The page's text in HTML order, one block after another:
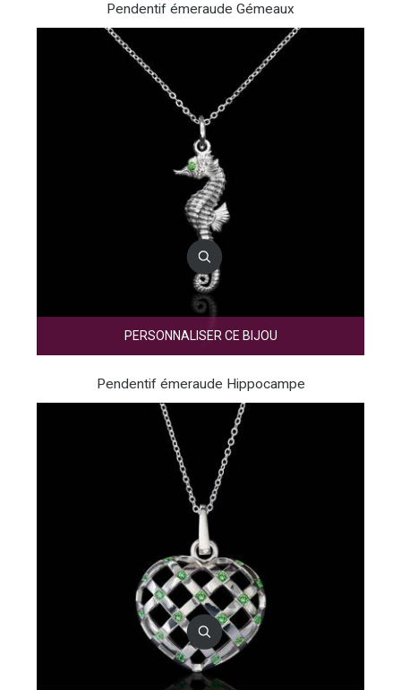
Pendentif émeraude Gémeaux
PERSONNALISER CE BIJOU
Pendentif émeraude Hippocampe